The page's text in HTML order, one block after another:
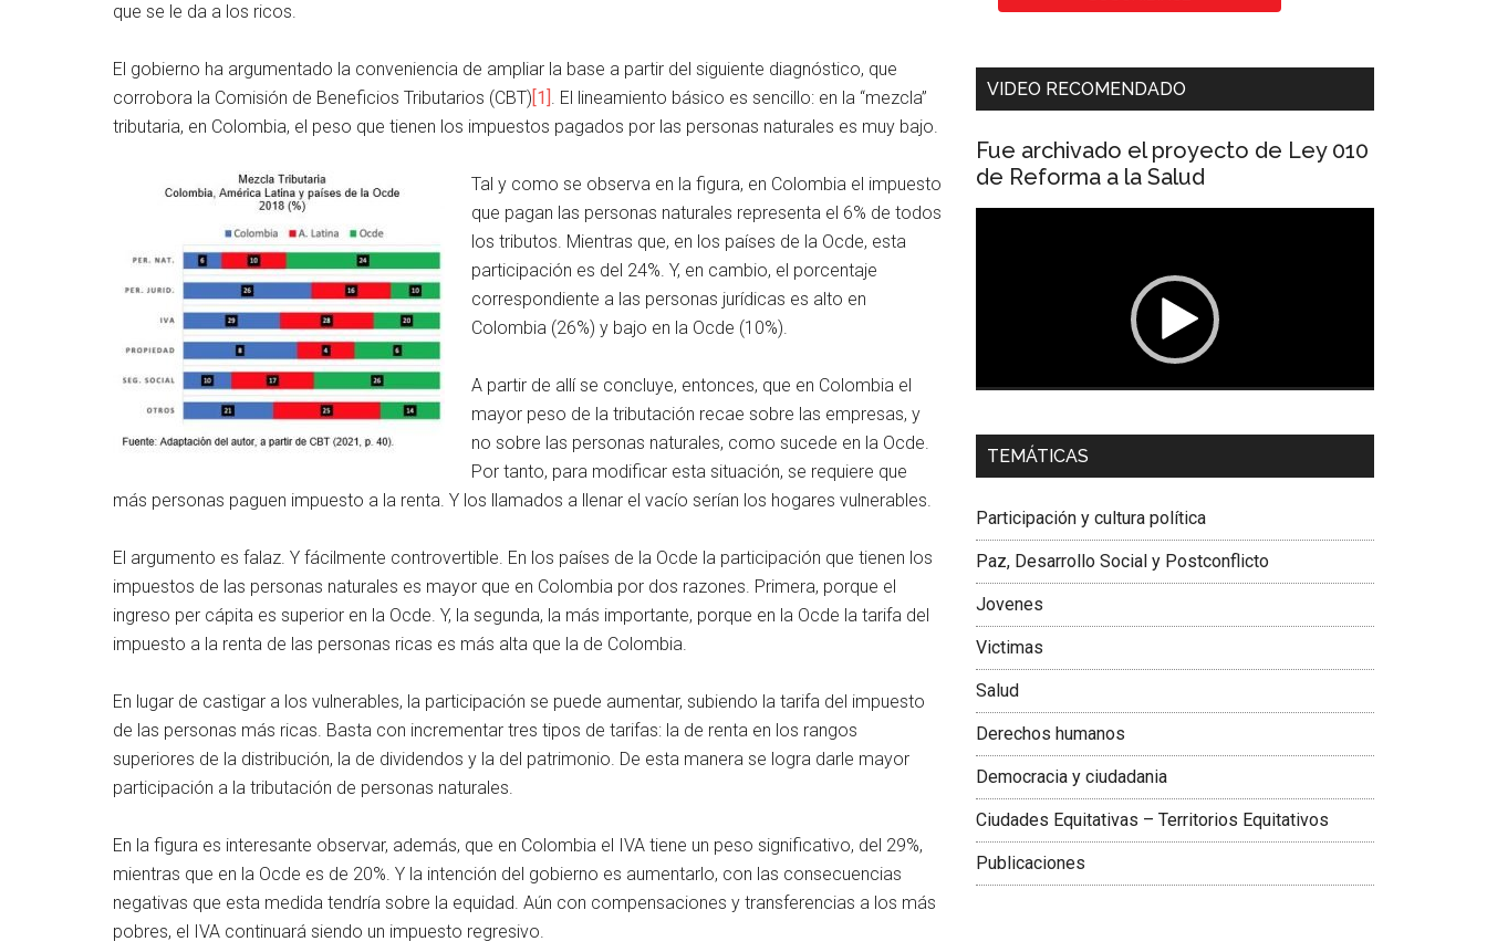
que se le da a los ricos.
El gobierno ha argumentado la conveniencia de ampliar la base a partir del siguiente diagnóstico, que
corrobora la Comisión de Beneficios Tributarios (CBT)[1]. El lineamiento básico es sencillo: en la “mezcla”
tributaria, en Colombia, el peso que tienen los impuestos pagados por las personas naturales es muy bajo.
Tal y como se observa en la figura, en Colombia el impuesto
que pagan las personas naturales representa el 6% de todos
los tributos. Mientras que, en los países de la Ocde, esta
participación es del 24%. Y, en cambio, el porcentaje
correspondiente a las personas jurídicas es alto en
Colombia (26%) y bajo en la Ocde (10%).
A partir de allí se concluye, entonces, que en Colombia el
mayor peso de la tributación recae sobre las empresas, y
no sobre las personas naturales, como sucede en la Ocde.
Por tanto, para modificar esta situación, se requiere que
más personas paguen impuesto a la renta. Y los llamados a llenar el vacío serían los hogares vulnerables.
El argumento es falaz. Y fácilmente controvertible. En los países de la Ocde la participación que tienen los
impuestos de las personas naturales es mayor que en Colombia por dos razones. Primera, porque el
ingreso per cápita es superior en la Ocde. Y, la segunda, la más importante, porque en la Ocde la tarifa del
impuesto a la renta de las personas ricas es más alta que la de Colombia.
En lugar de castigar a los vulnerables, la participación se puede aumentar, subiendo la tarifa del impuesto
de las personas más ricas. Basta con incrementar tres tipos de tarifas: la de renta en los rangos
superiores de la distribución, la de dividendos y la del patrimonio. De esta manera se logra darle mayor
participación a la tributación de personas naturales.
En la figura es interesante observar, además, que en Colombia el IVA tiene un peso significativo, del 29%,
mientras que en la Ocde es de 20%. Y la intención del gobierno es aumentarlo, con las consecuencias
negativas que esta medida tendría sobre la equidad. Aún con compensaciones y transferencias a los más
pobres, el IVA continuará siendo un impuesto regresivo.
VIDEO RECOMENDADO
Fue archivado el proyecto de Ley 010
de Reforma a la Salud
Dra. Carolina Corcho Mejía,
Latinoamericana Sur, Vicepresidenta Federación
TEMÁTICAS
Participación y cultura política
Paz, Desarrollo Social y Postconflicto
Jovenes
Victimas
Salud
Derechos humanos
Democracia y ciudadania
Ciudades Equitativas – Territorios Equitativos
Publicaciones